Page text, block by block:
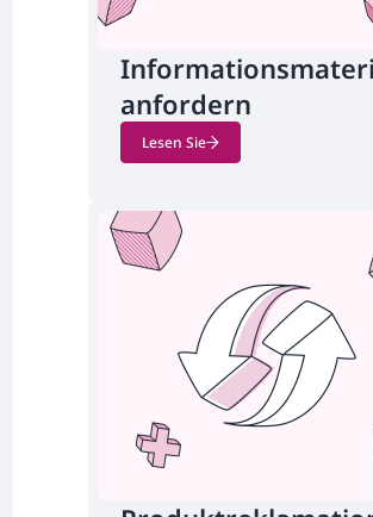
anfordern
Lesen Sie